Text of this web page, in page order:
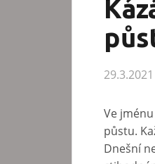
29.3.2021
Ve
půstu.
Dnešní